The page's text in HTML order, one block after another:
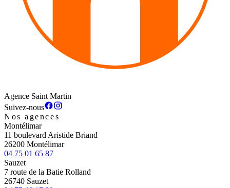
Agence Saint Martin
Suivez-nous
Nos agences
Montélimar
11 boulevard Aristide Briand
26200 Montélimar
04 75 01 65 87
Sauzet
7 route de la Batie Rolland
26740 Sauzet